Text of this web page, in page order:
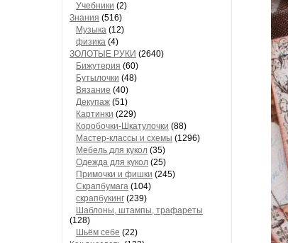
Учебники (2)
Знания (516)
Музыкa (12)
физика (4)
ЗОЛОТЫЕ РУКИ (2640)
Бижутерия (60)
Бутылочки (48)
Вязaние (40)
Декупaж (51)
Кaртинки (229)
Коробочки-Шкатулочки (88)
Мастер-классы и схемы (1296)
Мебель для кукол (35)
Одеждa для кукол (25)
Примочки и фишки (245)
Скрaпбумaгa (104)
скрапбукинг (239)
Шaблоны, штaмпы, трaфaреты
(128)
Шьём себе (22)